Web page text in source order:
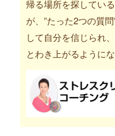
帰る場所を探してい
が、”たった2つの質
して自分を信じられ
とわき上がるようにな